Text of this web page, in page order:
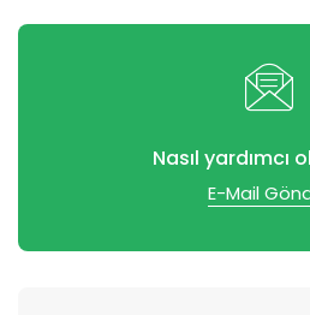
Nasıl yardımcı
E-Mail